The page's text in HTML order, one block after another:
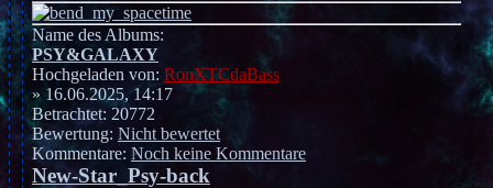
Name des Albums:
PSY&GALAXY
Hochgeladen von: RonXTCdaBass
» 16.06.2025, 14:17
Betrachtet: 20772
Bewertung: Nicht bewertet
Kommentare: Noch keine Kommentare
New-Star_Psy-back